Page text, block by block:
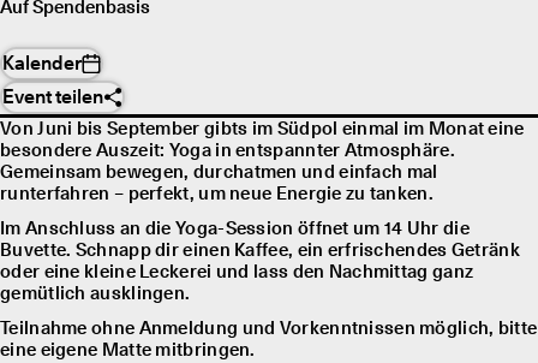
Auf Spendenbasis
Kalender
Event teilen
Von Juni bis September gibts im Südpol einmal im Monat eine
besondere Auszeit: Yoga in entspannter Atmosphäre.
Gemeinsam bewegen, durchatmen und einfach mal
runterfahren – perfekt, um neue Energie zu tanken.
Im Anschluss an die Yoga-Session öffnet um 14 Uhr die
Buvette. Schnapp dir einen Kaffee, ein erfrischendes Getränk
oder eine kleine Leckerei und lass den Nachmittag ganz
gemütlich ausklingen.
Teilnahme ohne Anmeldung und Vorkenntnissen möglich, bitte
eine eigene Matte mitbringen.